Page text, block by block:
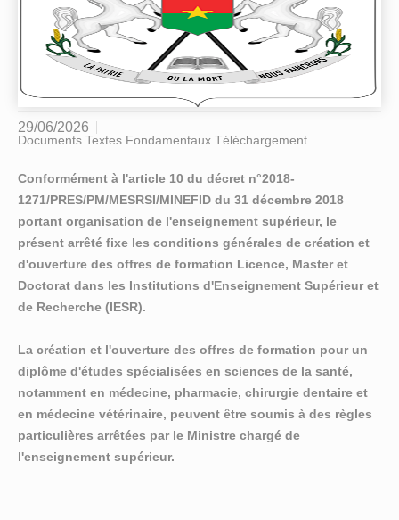
29/06/2026
Documents Textes Fondamentaux Téléchargement
Conformément à l'article 10 du décret n°2018-
1271/PRES/PM/MESRSI/MINEFID du 31 décembre 2018
portant organisation de l'enseignement supérieur, le
présent arrêté fixe les conditions générales de création et
d'ouverture des offres de formation Licence, Master et
Doctorat dans les Institutions d'Enseignement Supérieur et
de Recherche (IESR).
La création et l'ouverture des offres de formation pour un
diplôme d'études spécialisées en sciences de la santé,
notamment en médecine, pharmacie, chirurgie dentaire et
en médecine vétérinaire, peuvent être soumis à des règles
particulières arrêtées par le Ministre chargé de
l'enseignement supérieur.